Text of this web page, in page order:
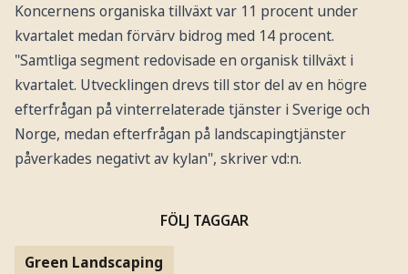
Koncernens organiska tillväxt var 11 procent under
kvartalet medan förvärv bidrog med 14 procent.
"Samtliga segment redovisade en organisk tillväxt i
kvartalet. Utvecklingen drevs till stor del av en högre
efterfrågan på vinterrelaterade tjänster i Sverige och
Norge, medan efterfrågan på landscapingtjänster
påverkades negativt av kylan", skriver vd:n.
FÖLJ TAGGAR
Green Landscaping